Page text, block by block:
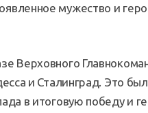
мужество и
Верховного
и Сталинград. Это
в итоговую победу и